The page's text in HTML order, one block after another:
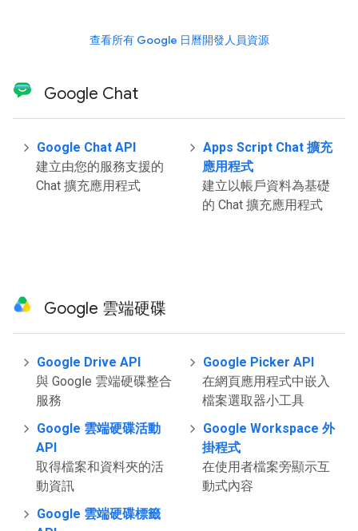
查看所有 Google 日曆開發人員資源
Google Chat
Google Chat API
建立由您的服務支援的
Chat 擴充應用程式
Apps Script Chat 擴充
應用程式
建立以帳戶資料為基礎
的 Chat 擴充應用程式
Google 雲端硬碟
Google Drive API
與 Google 雲端硬碟整合
服務
Google 雲端硬碟活動
API
取得檔案和資料夾的活
動資訊
Google 雲端硬碟標籤
Google Picker API
在網頁應用程式中嵌入
檔案選取器小工具
Google Workspace 外
掛程式
在使用者檔案旁顯示互
動式內容